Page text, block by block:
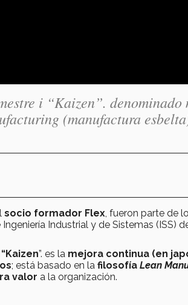
i “Kaizen”. denominado
(manufactura
socio formador Flex, fueron parte de
Industrial y de Sistemas (ISS)
”. es la mejora continua (en
; está basado en la filosofía Lean
valor a la organización.